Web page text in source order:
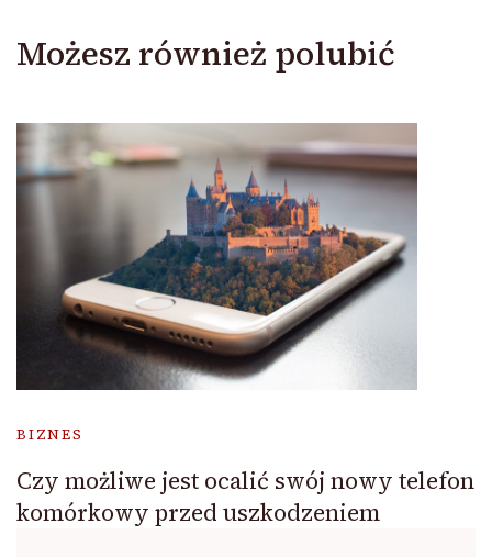
Możesz również polubić
BIZNES
Czy możliwe jest ocalić swój nowy telefon
komórkowy przed uszkodzeniem